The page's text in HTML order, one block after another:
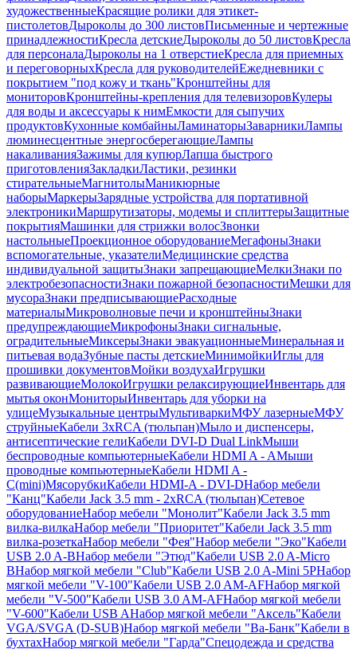
художественныеКрасящие ролики для этикет-
пистолетовДыроколы до 300 листовПисьменные и чертежные
принадлежностиКресла детскиеДыроколы до 50 листовКресла
для персоналаДыроколы на 1 отверстиеКресла для приемных
и переговорныхКресла для руководителейЕжедневники с
покрытием "под кожу и ткань"Кронштейны для
мониторовКронштейны-крепления для телевизоровКулеры
для воды и аксессуары к нимЕмкости для сыпучих
продуктовКухонные комбайныЛаминаторыЗаварникиЛампы
люминесцентные энергосберегающиеЛампы
накаливанияЗажимы для купюрЛапша быстрого
приготовленияЗакладкиЛастики, резинки
стирательныеМагнитолыМаникюрные
наборыМаркерыЗарядные устройства для портативной
электроникиМаршрутизаторы, модемы и сплиттерыЗащитные
покрытияМашинки для стрижки волосЗвонки
настольныеПроекционное оборудованиеМегафоныЗнаки
вспомогательные, указателиМедицинские средства
индивидуальной защитыЗнаки запрещающиеМелкиЗнаки по
электробезопасностиЗнаки пожарной безопасностиМешки для
мусораЗнаки предписывающиеРасходные
материалыМикроволновые печи и кронштейныЗнаки
предупреждающиеМикрофоныЗнаки сигнальные,
оградительныеМиксерыЗнаки эвакуационныеМинеральная и
питьевая водаЗубные пасты детскиеМинимойкиИглы для
прошивки документовМойки воздухаИгрушки
развивающиеМолокоИгрушки релаксирующиеИнвентарь для
мытья оконМониторыИнвентарь для уборки на
улицеМузыкальные центрыМультиваркиМФУ лазерныеМФУ
струйныеКабели 3xRCA (тюльпан)Мыло и диспенсеры,
антисептические гелиКабели DVI-D Dual LinkМыши
беспроводные компьютерныеКабели HDMI A - AМыши
проводные компьютерныеКабели HDMI A -
C(mini)МясорубкиКабели HDMI-A - DVI-DНабор мебели
"Канц"Кабели Jack 3.5 mm - 2xRCA (тюльпан)Сетевое
оборудованиеНабор мебели "Монолит"Кабели Jack 3.5 mm
вилка-вилкаНабор мебели "Приоритет"Кабели Jack 3.5 mm
вилка-розеткаНабор мебели "Фея"Набор мебели "Эко"Кабели
USB 2.0 A-BНабор мебели "Этюд"Кабели USB 2.0 A-Micro
BНабор мягкой мебели "Club"Кабели USB 2.0 A-Mini 5PНабор
мягкой мебели "V-100"Кабели USB 2.0 AM-AFНабор мягкой
мебели "V-500"Кабели USB 3.0 AM-AFНабор мягкой мебели
"V-600"Кабели USB AНабор мягкой мебели "Аксель"Кабели
VGA/SVGA (D-SUB)Набор мягкой мебели "Ва-Банк"Кабели в
бухтахНабор мягкой мебели "Гарда"Спецодежда и средства